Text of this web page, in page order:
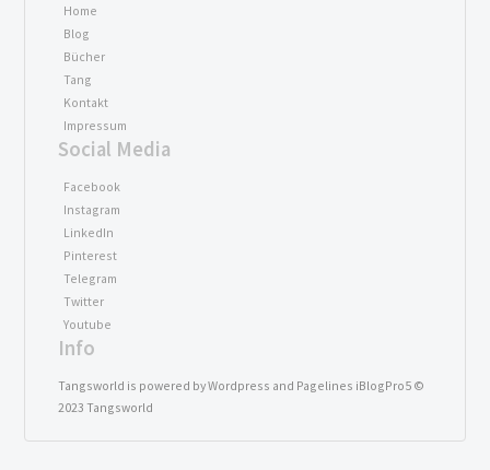
Home
Blog
Bücher
Tang
Kontakt
Impressum
Social Media
Facebook
Instagram
LinkedIn
Pinterest
Telegram
Twitter
Youtube
Info
Tangsworld is powered by Wordpress and Pagelines iBlogPro5 ©
2023 Tangsworld